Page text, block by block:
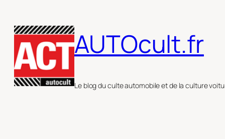
au
contenu
AUTOcult.fr
Le blog du culte automobile et de la culture